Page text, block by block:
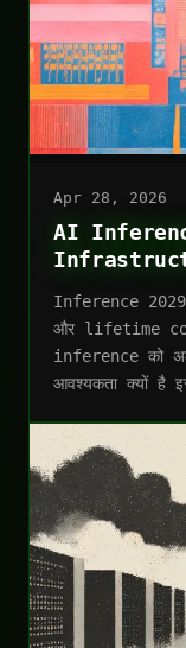
Apr 28, 2026
AI
Inference
और lifetime
inference को
आवश्यकता क्यों है